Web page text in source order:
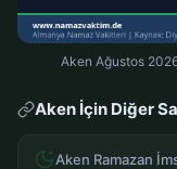
Aken Ağustos
Aken İçin Diğer
Aken Ramazan